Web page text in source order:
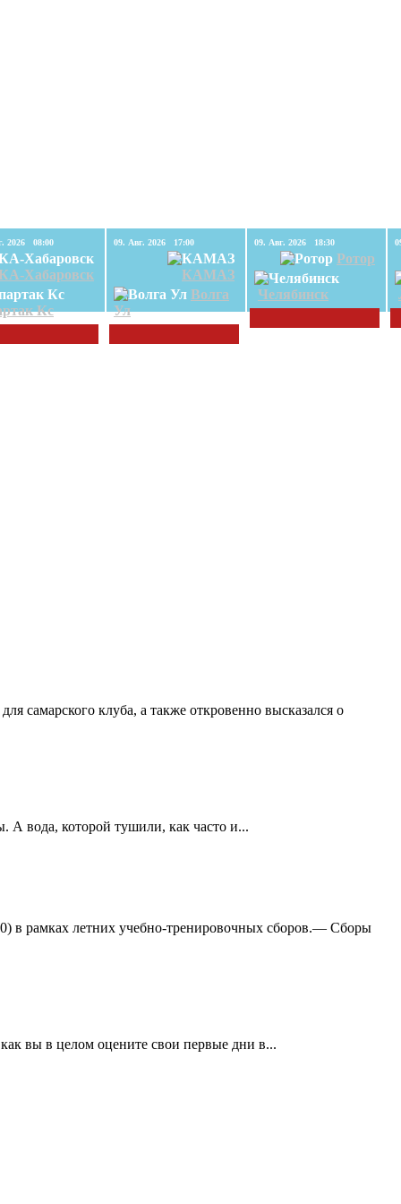
09. Авг. 2026 08:00
Хабаровск
Кс
09. Авг. 2026 17:00
КАМАЗ
Волга
Ул
09. Авг. 2026 18:30
Ротор
Челябинск
самарского клуба, а также откровенно высказался о
вода, которой тушили, как часто и...
в рамках летних учебно-тренировочных сборов.— Сборы
вы в целом оцените свои первые дни в...